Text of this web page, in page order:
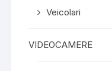
Veicolari
VIDEOCAMERE